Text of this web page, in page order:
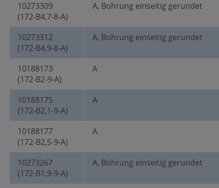
10273309
(172-B4,7-8-A)
A, Bohrung einseitig gerundet
10273312
(172-B4,9-8-A)
A, Bohrung einseitig gerundet
10188173
(172-B2-9-A)
A
10188175
(172-B2,1-9-A)
A
10188177
(172-B2,5-9-A)
A
10273267
(172-B1,9-9-A)
A, Bohrung einseitig gerundet